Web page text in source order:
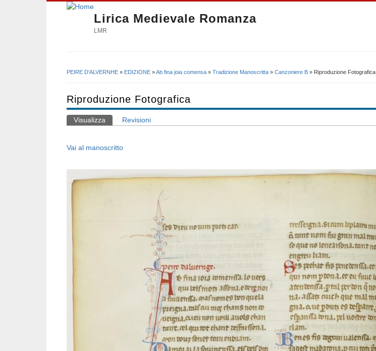
Lirica Medievale Romanza
LMR
PEIRE D'ALVERNHE » EDIZIONE »Ab fina joia comensa » Tradizione Manoscritta » Canzoniere B » Riproduzione Fotografica
Riproduzione Fotografica
Schede primarie
Visualizza (scheda attiva)
Revisioni
Vai al manoscritto